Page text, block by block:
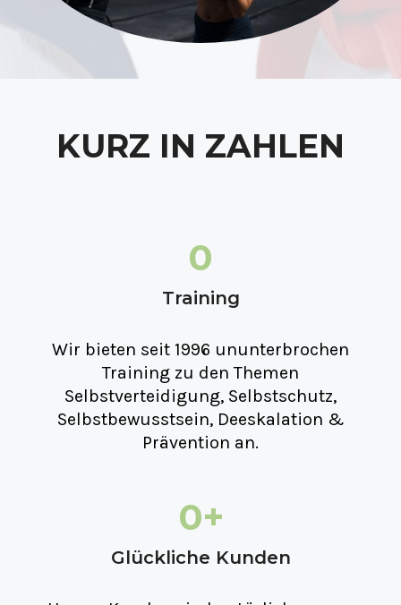
KURZ IN ZAHLEN
0
Training
Wir bieten seit 1996 ununterbrochen
Training zu den Themen
Selbstverteidigung, Selbstschutz,
Selbstbewusstsein, Deeskalation &
Prävention an.
0+
Glückliche Kunden